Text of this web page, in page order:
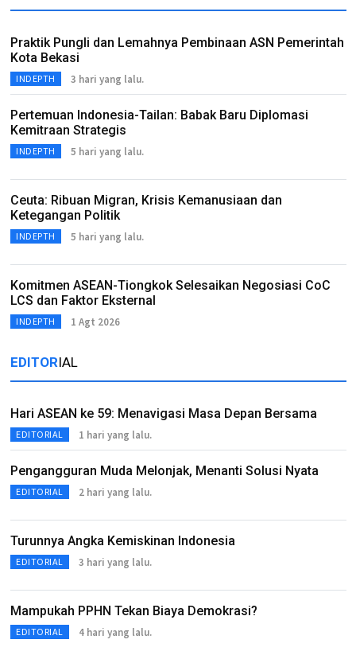
Praktik Pungli dan Lemahnya Pembinaan ASN Pemerintah
Kota Bekasi
INDEPTH 3 hari yang lalu.
Pertemuan Indonesia-Tailan: Babak Baru Diplomasi
Kemitraan Strategis
INDEPTH 5 hari yang lalu.
Ceuta: Ribuan Migran, Krisis Kemanusiaan dan
Ketegangan Politik
INDEPTH 5 hari yang lalu.
Komitmen ASEAN-Tiongkok Selesaikan Negosiasi CoC
LCS dan Faktor Eksternal
INDEPTH 1 Agt 2026
EDITORIAL
Hari ASEAN ke 59: Menavigasi Masa Depan Bersama
EDITORIAL 1 hari yang lalu.
Pengangguran Muda Melonjak, Menanti Solusi Nyata
EDITORIAL 2 hari yang lalu.
Turunnya Angka Kemiskinan Indonesia
EDITORIAL 3 hari yang lalu.
Mampukah PPHN Tekan Biaya Demokrasi?
EDITORIAL 4 hari yang lalu.